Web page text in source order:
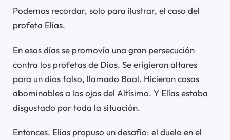
Podemos recordar, solo para ilustrar, el caso del
profeta Elías.
En esos días se promovía una gran persecución
contra los profetas de Dios. Se erigieron altares
para un dios falso, llamado Baal. Hicieron cosas
abominables a los ojos del Altísimo. Y Elías estaba
disgustado por toda la situación.
Entonces, Elías propuso un desafío: el duelo en el